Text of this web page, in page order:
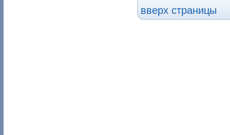
вверх страницы